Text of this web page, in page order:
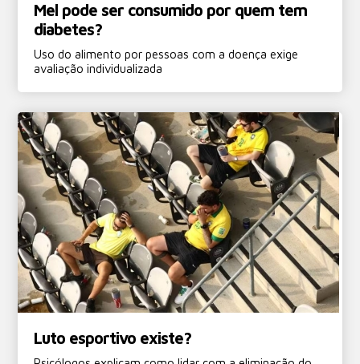
Mel pode ser consumido por quem tem
diabetes?
Uso do alimento por pessoas com a doença exige
avaliação individualizada
Luto esportivo existe?